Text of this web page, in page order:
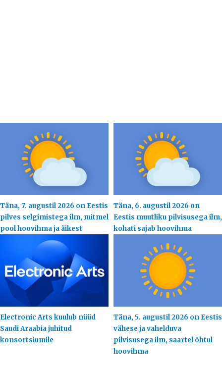
Täna, 7. augustil 2026 on Eestis
pilves selgimistega ilm, mitmel
pool hoovihma ja äikest
Täna, 6. augustil 2026 on
Eestis muutliku pilvisusega ilm,
kohati sajab hoovihma
Electronic Arts kuulub nüüd
Saudi Araabia juhitud
konsortsiumile
Täna, 5. augustil 2026 on Eestis
vähese ja vahelduva
pilvisusega ilm, saartel õhtul
hoovihma